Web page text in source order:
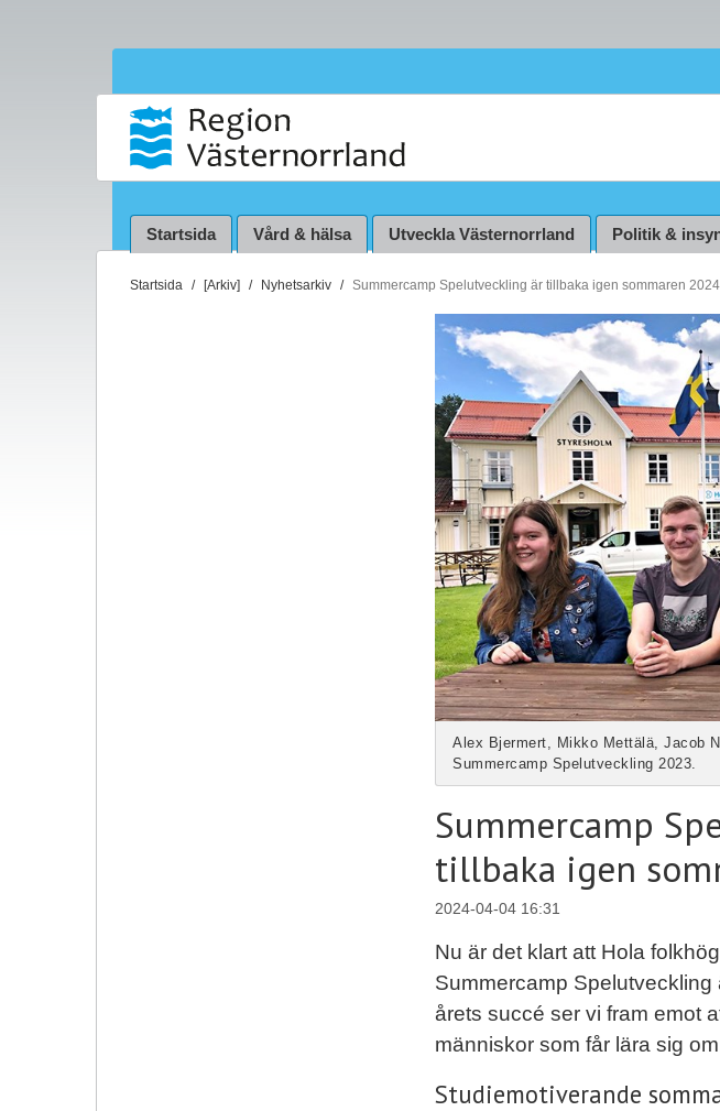
Startsida Vård & hälsa Utveckla Västernorrland Politik &
D
Startsida [Arkiv] Nyhetsarkiv Summercamp Spelutveckling är tillbaka igen sommaren 2024
Alex Bjermert, Mikko Mettälä, Jacob
Summercamp Spelutveckling 2023.
Summercamp
tillbaka igen
2024-04-04 16:31
Nu är det klart att Hola
Summercamp
årets succé ser vi fram emot
människor som får lära sig
Studiemotiverande